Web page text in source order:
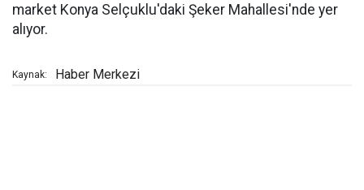
market Konya Selçuklu'daki Şeker Mahallesi'nde yer
alıyor.
Kaynak: Haber Merkezi